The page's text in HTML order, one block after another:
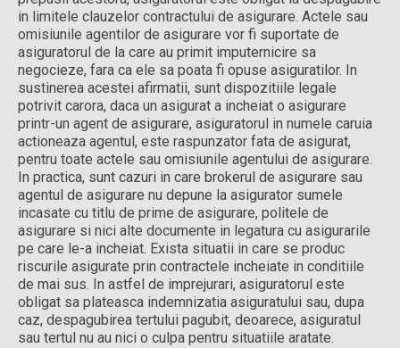
in limitele clauzelor contractului de asigurare. Actele sau
omisiunile agentilor de asigurare vor fi suportate de
asiguratorul de la care au primit imputernicire sa
negocieze, fara ca ele sa poata fi opuse asiguratilor. In
sustinerea acestei afirmatii, sunt dispozitiile legale
potrivit carora, daca un asigurat a incheiat o asigurare
printr-un agent de asigurare, asiguratorul in numele caruia
actioneaza agentul, este raspunzator fata de asigurat,
pentru toate actele sau omisiunile agentului de asigurare.
In practica, sunt cazuri in care brokerul de asigurare sau
agentul de asigurare nu depune la asigurator sumele
incasate cu titlu de prime de asigurare, politele de
asigurare si nici alte documente in legatura cu asigurarile
pe care le-a incheiat. Exista situatii in care se produc
riscurile asigurate prin contractele incheiate in conditiile
de mai sus. In astfel de imprejurari, asiguratorul este
obligat sa plateasca indemnizatia asiguratului sau, dupa
caz, despagubirea tertului pagubit, deoarece, asiguratul
sau tertul nu au nici o culpa pentru situatiile aratate.